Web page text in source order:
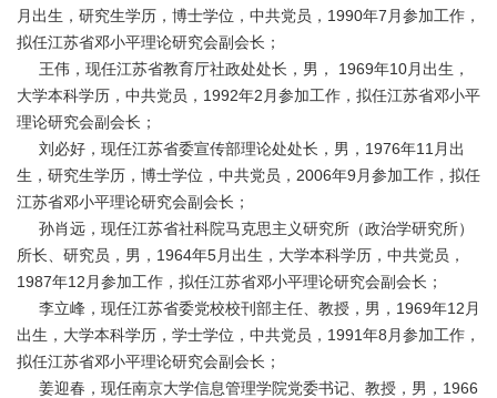
月出生，研究生学历，博士学位，中共党员，1990年7月参加工作，
拟任江苏省邓小平理论研究会副会长；
王伟，现任江苏省教育厅社政处处长，男， 1969年10月出生，
大学本科学历，中共党员，1992年2月参加工作，拟任江苏省邓小平
理论研究会副会长；
刘必好，现任江苏省委宣传部理论处处长，男，1976年11月出
生，研究生学历，博士学位，中共党员，2006年9月参加工作，拟任
江苏省邓小平理论研究会副会长；
孙肖远，现任江苏省社科院马克思主义研究所（政治学研究所）
所长、研究员，男，1964年5月出生，大学本科学历，中共党员，
1987年12月参加工作，拟任江苏省邓小平理论研究会副会长；
李立峰，现任江苏省委党校校刊部主任、教授，男，1969年12月
出生，大学本科学历，学士学位，中共党员，1991年8月参加工作，
拟任江苏省邓小平理论研究会副会长；
姜迎春，现任南京大学信息管理学院党委书记、教授，男，1966